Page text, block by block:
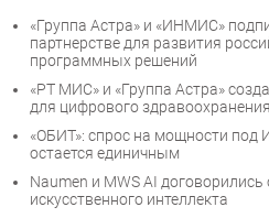
«Группа Астра» и «ИНМИС»
партнерстве для развития
программных решений
«РТ МИС» и «Группа Астра»
для цифрового здравоохранения
«ОБИТ»: спрос на мощности под
остается единичным
Naumen и MWS AI договорились
искусственного интеллекта